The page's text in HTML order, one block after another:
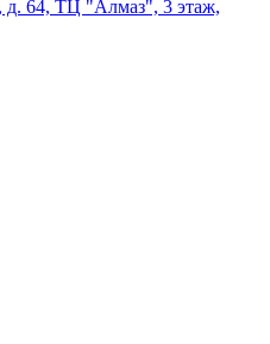
д. 64, ТЦ "Алмаз", 3 этаж,